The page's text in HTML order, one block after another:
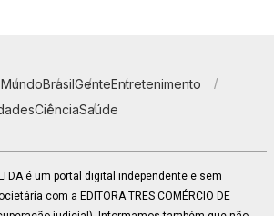
MundoBrasilGenteEntretenimento
CiênciaSaúde
LTDA é um portal digital independente e sem
com a EDITORA TRES COMÉRCIO DE